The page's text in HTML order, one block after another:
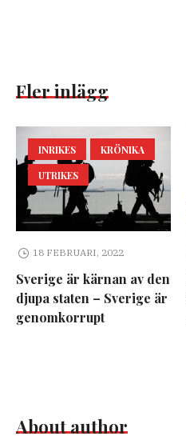
Fler inlägg
INRIKES
KRÖNIKA
UTRIKES
18 FEBRUARI, 2022
Sverige är kärnan av den
djupa staten – Sverige är
genomkorrupt
About author